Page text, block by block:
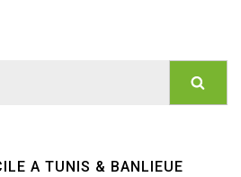
A TUNIS & BANLIEUE